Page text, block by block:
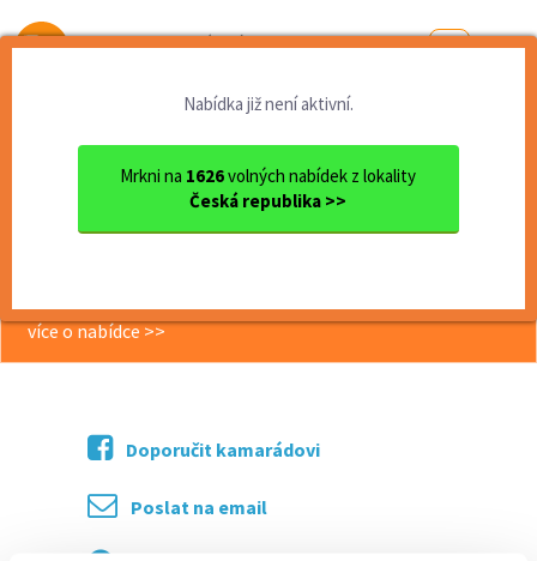
Od první brigády
Nabídka již není aktivní.
Mrkni na 1626volných nabídek z lokality
Česká republika >>
Nový Jičín
<< Zpět
více o nabídce >>
Doporučit kamarádovi
Poslat na email